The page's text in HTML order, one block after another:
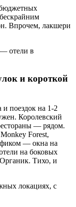
Впрочем, лакшери
и короткой
поездок на 1-2
Королевский
— рядом.
Forest,
— окна на
на боковых
Тихо, и
локациях, с